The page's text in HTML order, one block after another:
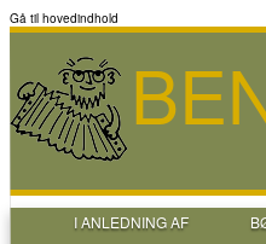
Gå til hovedindhold
I ANLEDNING AF